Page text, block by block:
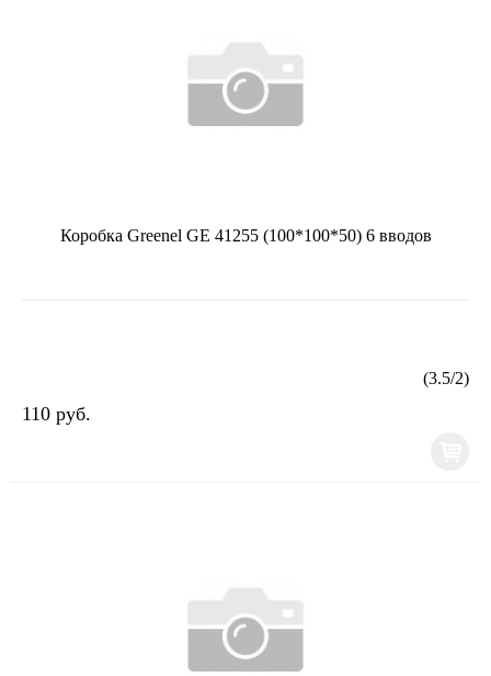
Коробка Greenel GE 41255 (100*100*50) 6 вводов
(3.5/2)
110 руб.